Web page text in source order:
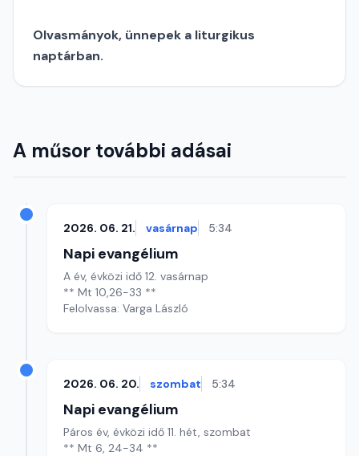
Olvasmányok, ünnepek a liturgikus
naptárban.
A műsor további adásai
2026. 06. 21. vasárnap 5:34
Napi evangélium
A év, évközi idő 12. vasárnap
** Mt 10,26-33 **
Felolvassa: Varga László
2026. 06. 20. szombat 5:34
Napi evangélium
Páros év, évközi idő 11. hét, szombat
** Mt 6, 24-34 **